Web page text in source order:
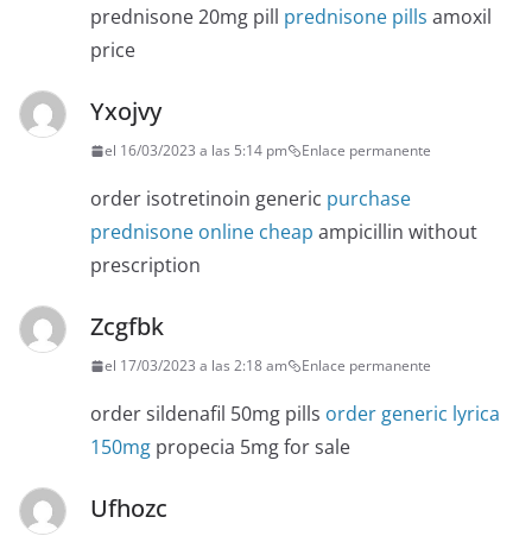
prednisone 20mg pill prednisone pills amoxil
price
Yxojvy
el 16/03/2023 a las 5:14 pm Enlace permanente
order isotretinoin generic purchase
prednisone online cheap ampicillin without
prescription
Zcgfbk
el 17/03/2023 a las 2:18 am Enlace permanente
order sildenafil 50mg pills order generic lyrica
150mg propecia 5mg for sale
Ufhozc